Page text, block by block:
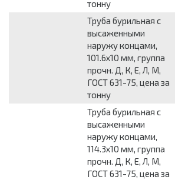
тонну
Труба бурильная с
высаженными
наружу концами,
101.6х10 мм, группа
прочн. Д, К, Е, Л, М,
ГОСТ 631-75, цена за
тонну
Труба бурильная с
высаженными
наружу концами,
114.3х10 мм, группа
прочн. Д, К, Е, Л, М,
ГОСТ 631-75, цена за